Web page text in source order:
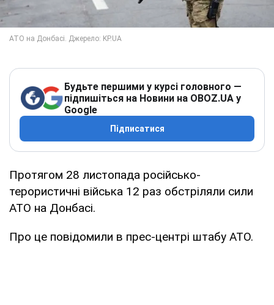
Будьте першими у курсі головного —
підпишіться на Новини на OBOZ.UA у
Google
Підписатися
Протягом 28 листопада російсько-
терористичні війська 12 раз обстріляли сили
АТО на Донбасі.
Про це повідомили в прес-центрі штабу АТО.